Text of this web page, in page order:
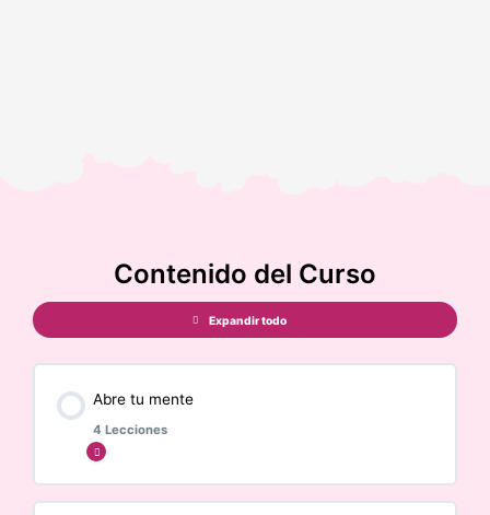
Contenido del Curso
Expandir todo
Abre tu mente
4 Lecciones